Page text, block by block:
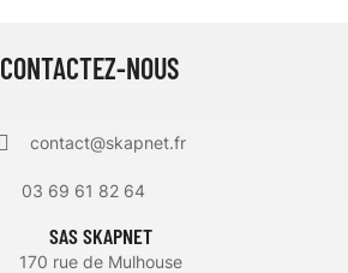
CONTACTEZ-NOUS
contact@skapnet.fr
03 69 61 82 64
SAS SKAPNET
170 rue de Mulhouse